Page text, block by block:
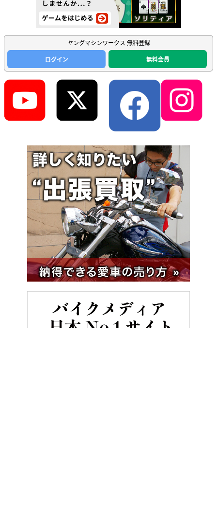
ヤングマシンワークス 無料登録
ログイン
無料会員